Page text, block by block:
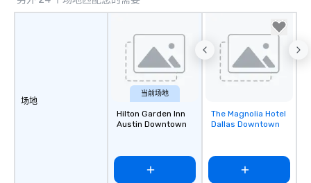
场地
当前场地
Hilton Garden Inn
Austin Downtown
Removed from
favorites
The Magnolia Hotel
Dallas Downtown